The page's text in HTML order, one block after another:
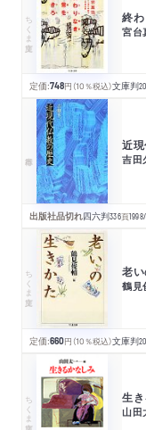
ちくま文庫 終
宮台
定価:748円 （10％税込）文庫判
近
吉田
出版社品切れ四六判336頁
ちくま文庫 老
鶴見
定価:660円 （10％税込）文庫判
ちくま文庫 生
山田